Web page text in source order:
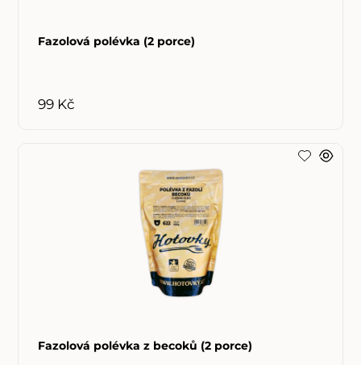
Fazolová polévka (2 porce)
99 Kč
Fazolová polévka z becoků (2 porce)